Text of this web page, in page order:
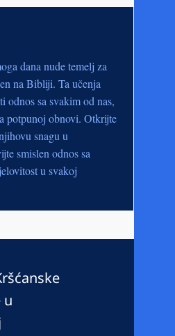
dana nude temelj za
na Bibliji. Ta učenja
sa svakim od nas,
potpunoj obnovi. Otkrijte
snagu u
smislen odnos sa
u svakoj
u